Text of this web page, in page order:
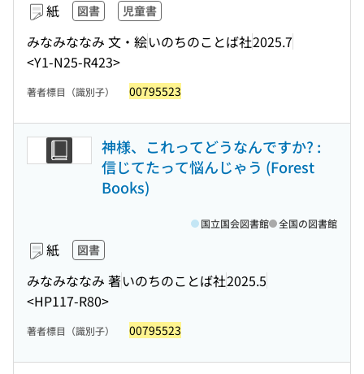
紙 図書 児童書
みなみななみ 文・絵いのちのことば社2025.7
<Y1-N25-R423>
著者標目（識別子） 00795523
神様、これってどうなんですか? :
信じてたって悩んじゃう (Forest
Books)
紙 図書
みなみななみ 著いのちのことば社2025.5
<HP117-R80>
国立国会図書館 全国の図書館
著者標目（識別子） 00795523